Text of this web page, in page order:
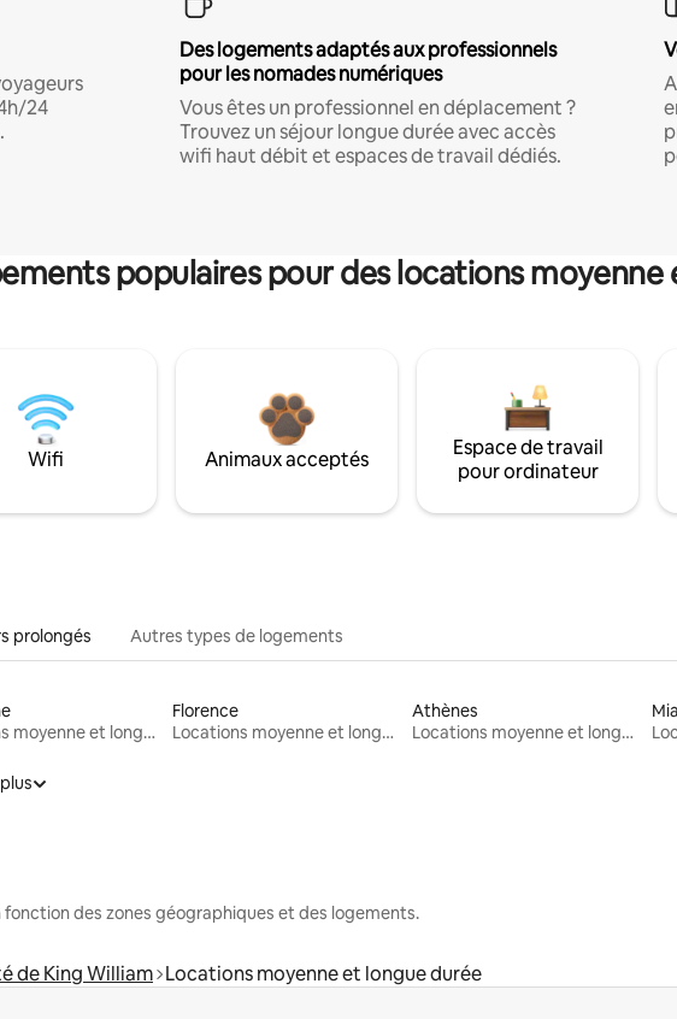
24
Des logements adaptés aux professionnels
pour les nomades numériques
Vous êtes un professionnel en déplacement ?
Trouvez un séjour longue durée avec accès
wifi haut débit et espaces de travail dédiés.
populaires pour des locations
Wifi Animaux acceptés
Espace de travail
pour ordinateur
prolongés Autres types de logements
Locations moyenne et longue durée
Florence
Locations moyenne et longue durée
Athènes
Locations moyenne et longue durée
des zones géographiques et des logements.
de King William Locations moyenne et longue durée